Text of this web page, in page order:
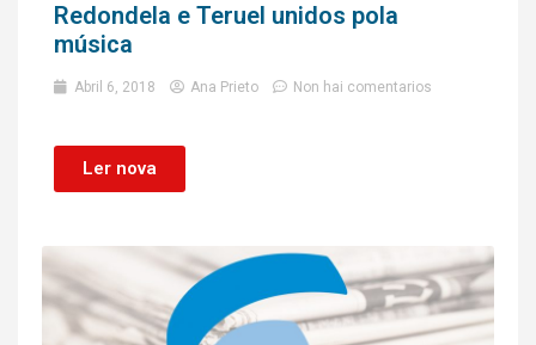
Redondela e Teruel unidos pola
música
Abril 6, 2018 Ana Prieto Non hai comentarios
Ler nova